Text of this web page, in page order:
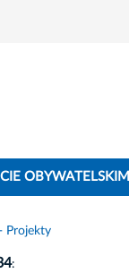
OBYWATELSKIM
Projekty
: